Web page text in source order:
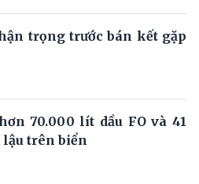
trọng trước bán kết gặp
70.000 lít dầu FO và 41
trên biển